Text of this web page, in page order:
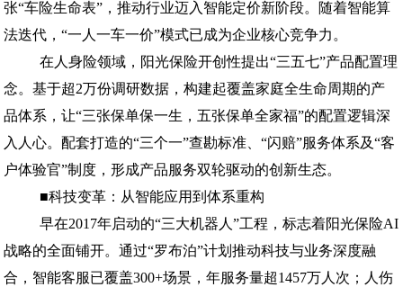
张“车险生命表”，推动行业迈入智能定价新阶段。随着智能算
法迭代，“一人一车一价”模式已成为企业核心竞争力。
在人身险领域，阳光保险开创性提出“三五七”产品配置理
念。基于超2万份调研数据，构建起覆盖家庭全生命周期的产
品体系，让“三张保单保一生，五张保单全家福”的配置逻辑深
入人心。配套打造的“三个一”查勘标准、“闪赔”服务体系及“客
户体验官”制度，形成产品服务双轮驱动的创新生态。
■科技变革：从智能应用到体系重构
早在2017年启动的“三大机器人”工程，标志着阳光保险AI
战略的全面铺开。通过“罗布泊”计划推动科技与业务深度融
合，智能客服已覆盖300+场景，年服务量超1457万人次；人伤